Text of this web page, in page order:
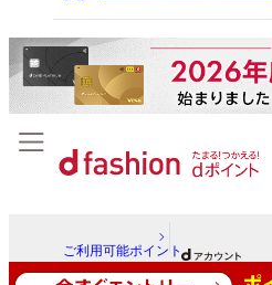
ご利用可能ポイント